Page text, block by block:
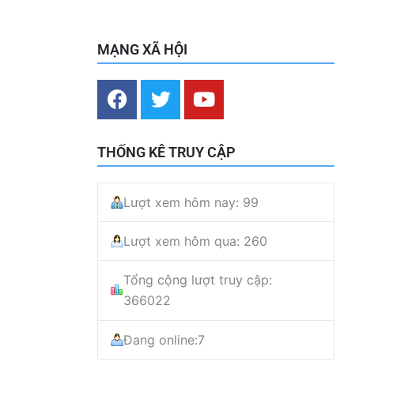
MẠNG XÃ HỘI
F
a
e
b
o
o
k
T
w
t
t
e
r
Y
o
t
u
b
e
THỐNG KÊ TRUY CẬP
Lượt xem hôm nay: 99
Lượt xem hôm qua: 260
Tổng cộng lượt truy cập:
366022
Đang online:7